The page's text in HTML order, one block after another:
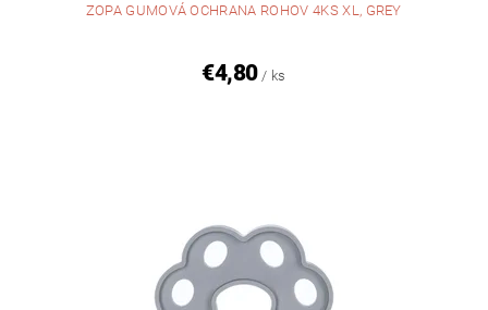
ZOPA GUMOVÁ OCHRANA ROHOV 4KS XL, GREY
€4,80 / ks